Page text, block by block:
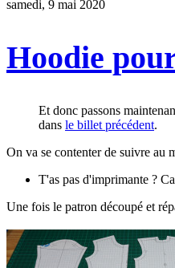
samedi, 9 mai 2020
Hoodie
Et donc passons
dans le billet précédent.
On va se contenter de suivre au
T'as pas d'imprimante ?
Une fois le patron découpé et